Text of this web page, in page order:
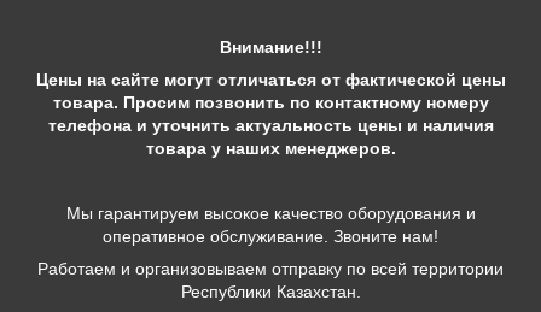
Внимание!!!
Цены на сайте могут отличаться от фактической цены
товара. Просим позвонить по контактному номеру
телефона и уточнить актуальность цены и наличия
товара у наших менеджеров.
Мы гарантируем высокое качество оборудования и
оперативное обслуживание. Звоните нам!
Работаем и организовываем отправку по всей территории
Республики Казахстан.